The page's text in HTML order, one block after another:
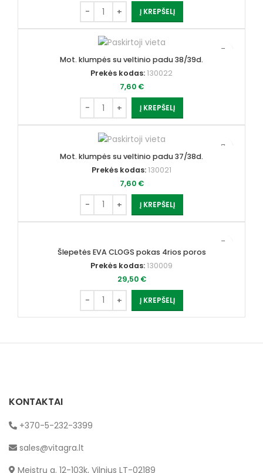
Į KREPŠELĮ
Mot. klumpės su veltinio padu 38/39d.
Prekės kodas:130022
7,60 €
Į KREPŠELĮ
Mot. klumpės su veltinio padu 37/38d.
Prekės kodas:130021
7,60 €
Į KREPŠELĮ
Šlepetės EVA CLOGS pokas 4rios poros
Prekės kodas:130009
29,50 €
Į KREPŠELĮ
KONTAKTAI
+370-5-232-3399
sales@vitagra.lt
Meistrų g. 12-103k, Vilnius LT-02189